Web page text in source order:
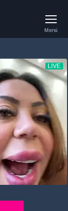
Menú